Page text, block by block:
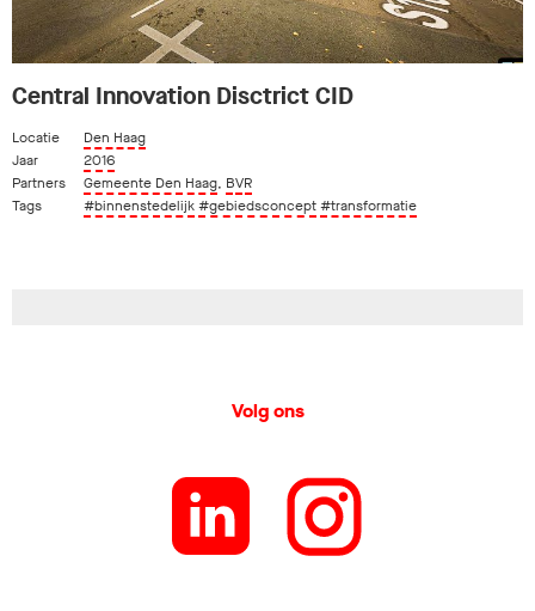
Central Innovation Disctrict CID
Locatie
Den Haag
Jaar
2016
Partners
Gemeente Den Haag, BVR
Tags
#binnenstedelijk#gebiedsconcept#transformatie
Volg ons